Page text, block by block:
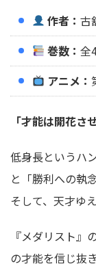
作者：古
巻数：全
アニメ：
「才能は開花さ
低身長というハ
と「勝利への執
そして、天才ゆ
『メダリスト』
の才能を信じ抜